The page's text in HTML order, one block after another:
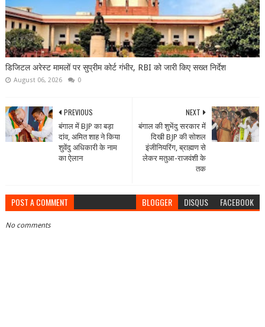
डिजिटल अरेस्ट मामलों पर सुप्रीम कोर्ट गंभीर, RBI को जारी किए सख्त निर्देश
August 06, 2026 0
NEXT
बंगाल की शुभेंदु सरकार में
दिखी BJP की सोशल
इंजीनियरिंग, ब्राह्मण से
लेकर मतुआ-राजवंशी के
तक
PREVIOUS
बंगाल में BJP का बड़ा
दांव, अमित शाह ने किया
शुवेंदु अधिकारी के नाम
का ऐलान
POST A COMMENT BLOGGER DISQUS FACEBOOK
No comments